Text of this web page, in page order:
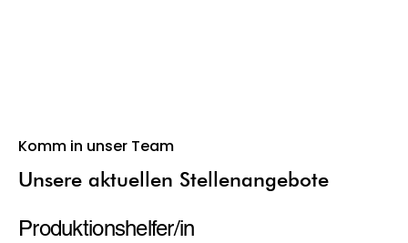
Komm in unser Team
Unsere aktuellen Stellenangebote
Produktionshelfer/in